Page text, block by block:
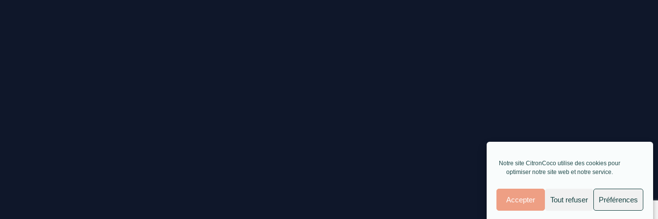
Notre site CitronCoco utilise des cookies pour
optimiser notre site web et notre service.
Accepter Tout refuser Préférences